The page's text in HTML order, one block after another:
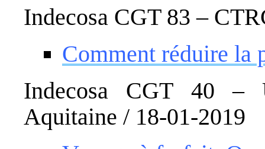
Indecosa CGT 83 –
Comment réduire la
Indecosa CGT 40 –
Aquitaine / 18-01-2019